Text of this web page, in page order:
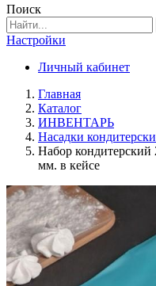
Поиск
Настройки
Личный кабинет
Главная
Каталог
ИНВЕНТАРЬ
Насадки
Набор
мм. в кейсе